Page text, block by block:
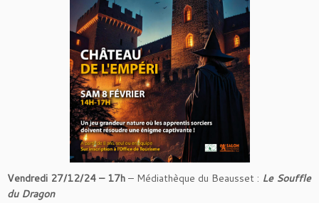
Vendredi 27/12/24 – 17h – Médiathèque du Beausset : Le Souffle
du Dragon